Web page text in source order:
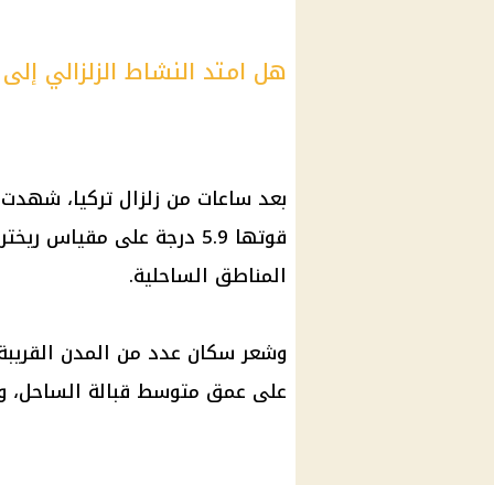
هل امتد النشاط الزلزالي
بعد ساعات من زلزال تركيا،
قوتها 5.9 درجة على
المناطق الساحلية.
وشعر سكان عدد من المدن القريبة
على عمق متوسط قبالة الساحل،